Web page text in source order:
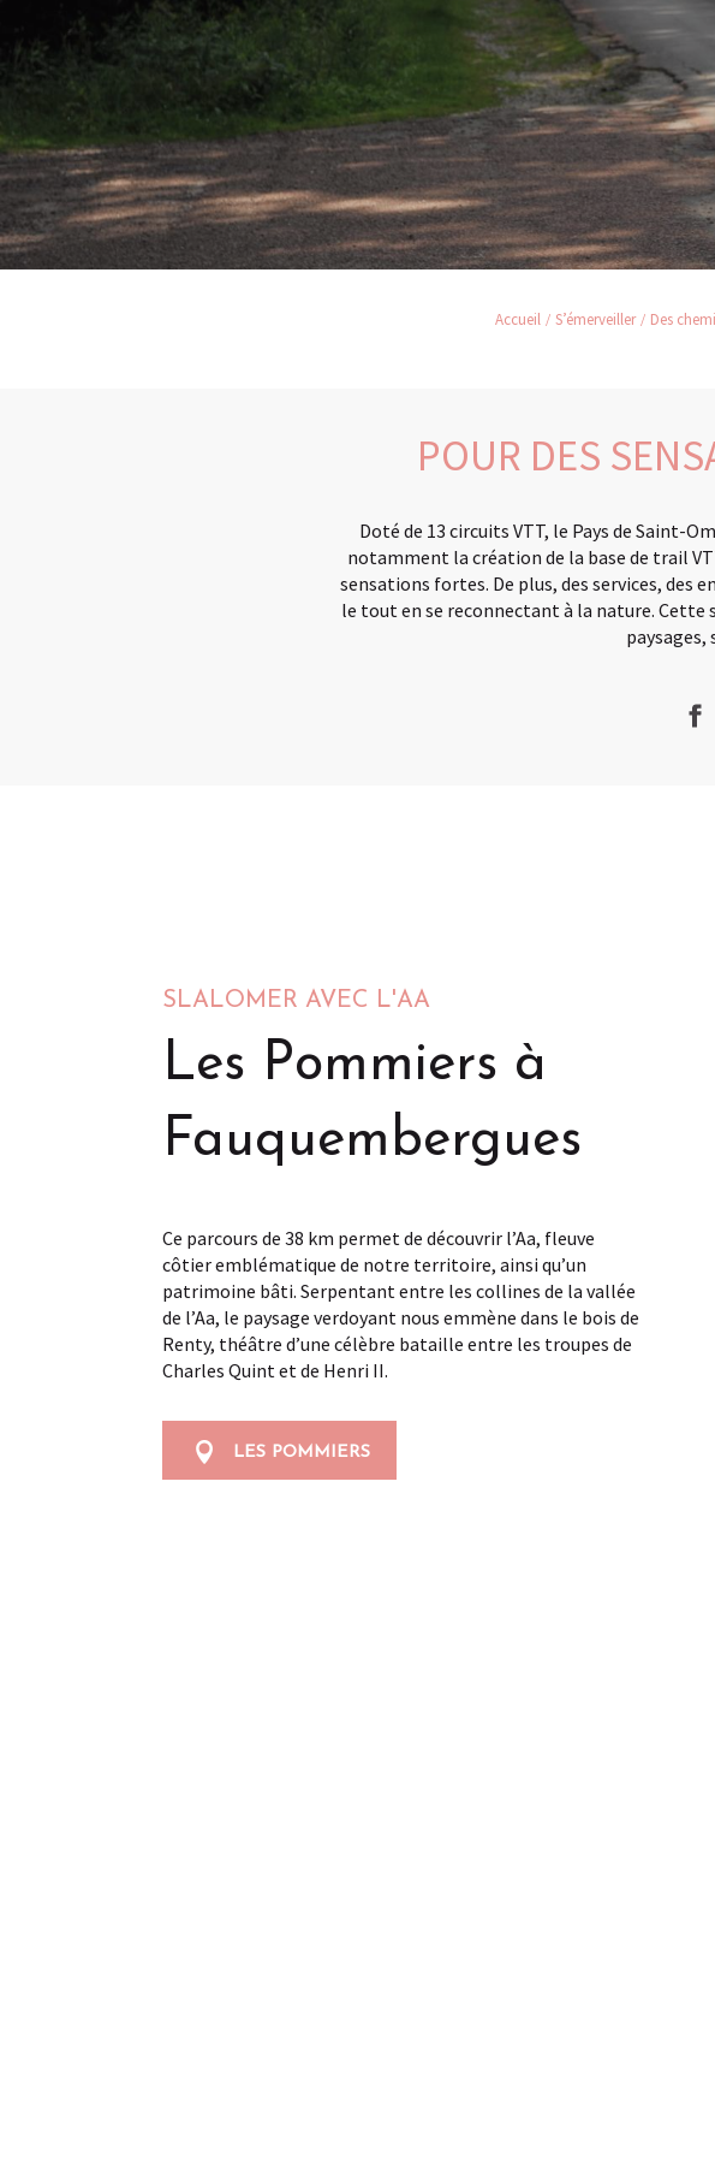
Accueil S’émerveiller Des
POUR DES
Doté de 13 circuits VTT, le Pays de Saint-
notamment la création de la base de trail
sensations fortes. De plus, des services, des
le tout en se reconnectant à la nature. Cette
SLALOMER AVEC L'AA
Les Pommiers à
Fauquembergues
Ce parcours de 38 km permet de découvrir l’Aa, fleuve
côtier emblématique de notre territoire, ainsi qu’un
patrimoine bâti. Serpentant entre les collines de la vallée
de l’Aa, le paysage verdoyant nous emmène dans le bois de
Renty, théâtre d’une célèbre bataille entre les troupes de
Charles Quint et de Henri II.
LES POMMIERS